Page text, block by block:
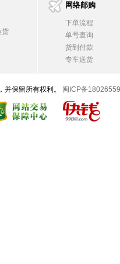
货
网络邮购
下单流程
单号查询
货到付款
专车送货
保留所有权利。 闽ICP备